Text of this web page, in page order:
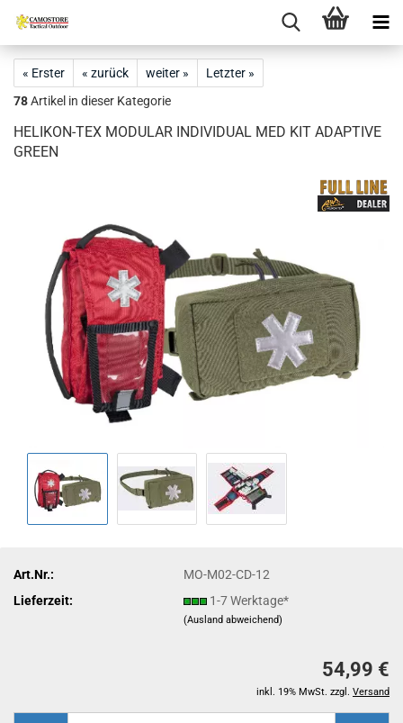
« Erster « zurück weiter »
Letzter »
78Artikel in dieser Kategorie
HELIKON-TEX MODULAR INDIVIDUAL MED KIT ADAPTIVE
GREEN
Art.Nr.:
MO-M02-CD-12
Lieferzeit:
1-7 Werktage*
(Ausland abweichend)
54,99 €
inkl. 19% MwSt. zzgl. Versand